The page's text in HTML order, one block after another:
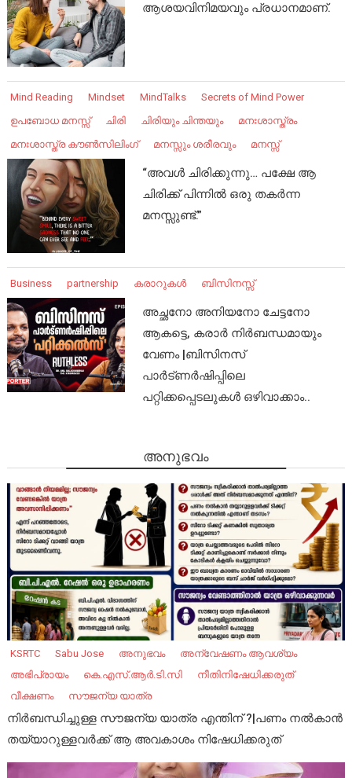
ആശയവിനിമയവും പ്രധാനമാണ്.
Mind Reading Mindset MindTalks
Secrets of Mind Power
ഉപബോധ മനസ്സ്
ചിരി ചിരിയും ചിന്തയും
മനഃശാസ്ത്രം
മനഃശാസ്ത്ര കൗൺസിലിംഗ്
മനസ്സും ശരീരവും മനസ്സ്
“അവൾ ചിരിക്കുന്നു… പക്ഷേ ആ
ചിരിക്ക് പിന്നിൽ ഒരു തകർന്ന
മനസ്സുണ്ട്.”
Business partnership കരാറുകൾ ബിസിനസ്സ്
അച്ഛനോ അനിയനോ ചേട്ടനോ
ആകട്ടെ, കരാർ നിർബന്ധമായും
വേണം |ബിസിനസ്
പാർട്ണർഷിപ്പിലെ
പറ്റിക്കപ്പെടലുകൾ ഒഴിവാക്കാം..
അനുഭവം
KSRTC Sabu Jose അനുഭവം
അന്വേഷണം ആവശ്യം
അഭിപ്രായം
കെ.എസ്.ആര്‍.ടി.സി
നീതിനിഷേധിക്കരുത്
വീക്ഷണം
സൗജന്യ യാത്ര
നിർബന്ധിച്ചുള്ള സൗജന്യ യാത്ര എന്തിന് ?|പണം നൽകാൻ
തയ്യാറുള്ളവർക്ക് ആ അവകാശം നിഷേധിക്കരുത്